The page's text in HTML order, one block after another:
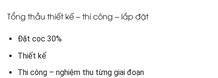
Tổng thầu thiết kế – thi công – lắp đặt
Đặt cọc 30%
Thiết kế
Thi công – nghiệm thu từng giai đoạn